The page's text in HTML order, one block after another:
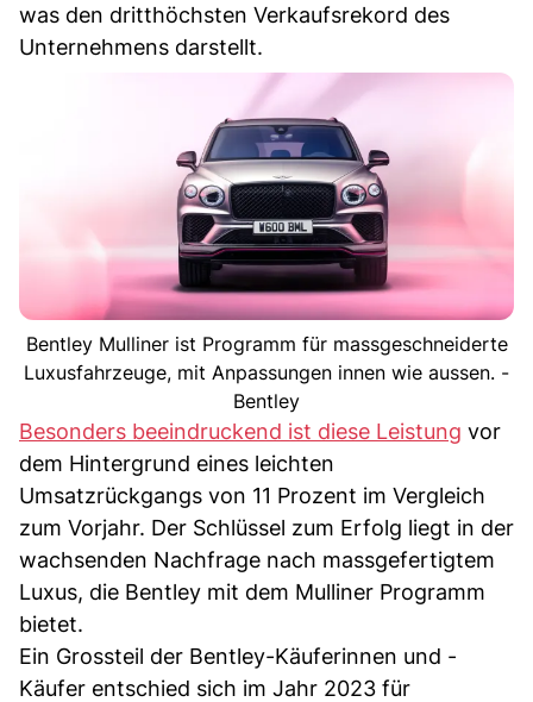
was den dritthöchsten Verkaufsrekord des
Unternehmens darstellt.
Bentley Mulliner ist Programm für massgeschneiderte
Luxusfahrzeuge, mit Anpassungen innen wie aussen. -
Bentley
Besonders beeindruckend ist diese Leistung vor
dem Hintergrund eines leichten
Umsatzrückgangs von 11 Prozent im Vergleich
zum Vorjahr. Der Schlüssel zum Erfolg liegt in der
wachsenden Nachfrage nach massgefertigtem
Luxus, die Bentley mit dem Mulliner Programm
bietet.
Ein Grossteil der Bentley-Käuferinnen und -
Käufer entschied sich im Jahr 2023 für